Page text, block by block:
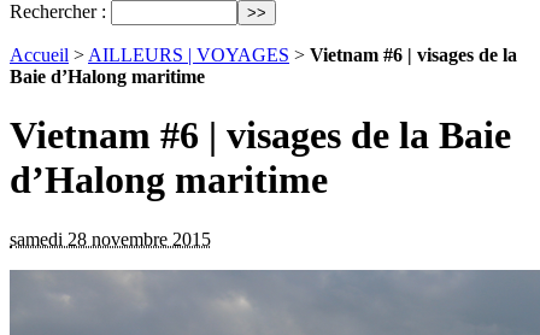
Rechercher :
Accueil > AILLEURS | VOYAGES > Vietnam #6 | visages de la
Baie d’Halong maritime
Vietnam #6 | visages de la Baie
d’Halong maritime
samedi 28 novembre 2015